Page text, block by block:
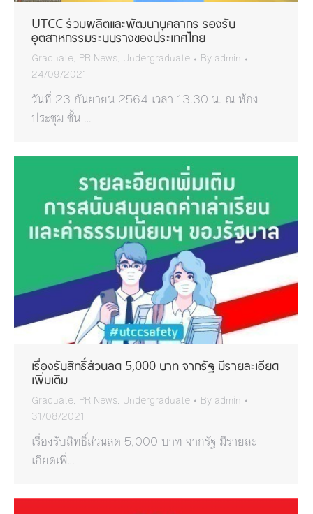
UTCC ร่วมผลิตและพัฒนาบุคลากร รองรับ
อุตสาหกรรมระบบรางของประเทศไทย
Graduate, PR News, Undergraduate By admin
24/09/2021
วันที่ 23 กันยายน 2564 เวลา 13.30 น. ณ ห้อง
ประชุม ชั้น …
เรื่องรับสิทธิ์ส่วนลด 5,000 บาท จากรัฐ มีรายละเอียด
เพิ่มเติม
Graduate, PR News, Undergraduate By admin
31/08/2021
เรื่องรับสิทธิ์ส่วนลด 5,000 บาท จากรัฐ มีรายละ
เอียดเพิ่…